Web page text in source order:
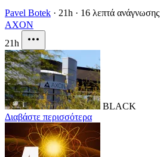
Pavel Botek · 21h · 16 λεπτά ανάγνωσης
AXON
21h
BLACK
Διαβάστε περισσότερα